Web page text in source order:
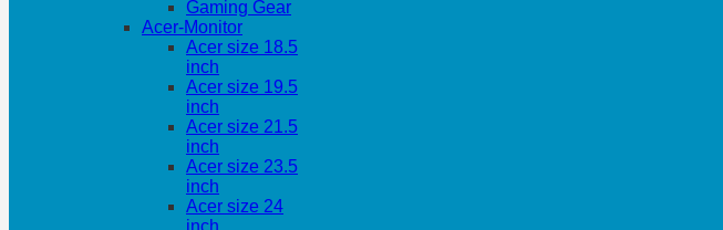
Gaming Gear
Acer-Monitor
Acer size 18.5
inch
Acer size 19.5
inch
Acer size 21.5
inch
Acer size 23.5
inch
Acer size 24
inch